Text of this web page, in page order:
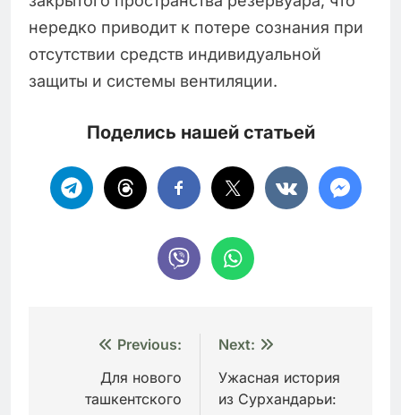
нередко приводит к потере сознания при
отсутствии средств индивидуальной
защиты и системы вентиляции.
Поделись нашей статьей
Навигация
Previous:
Для нового
ташкентского
Next:
Ужасная история
из Сурхандарьи: